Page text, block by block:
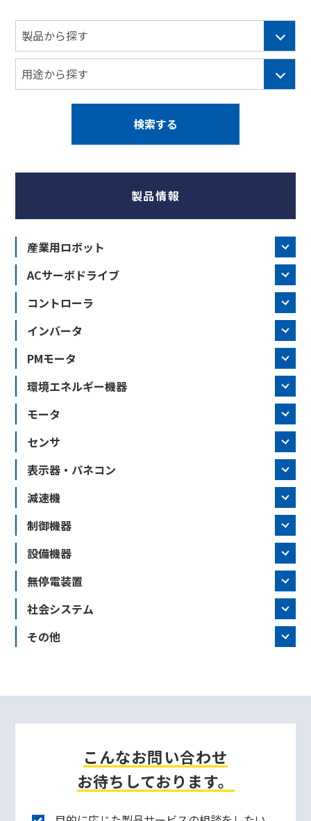
製品情報
産業用ロボット
ACサーボドライブ
コントローラ
インバータ
PMモータ
環境エネルギー機器
モータ
センサ
表示器・パネコン
減速機
制御機器
設備機器
無停電装置
社会システム
その他
こんなお問い合わせ
お待ちしております。